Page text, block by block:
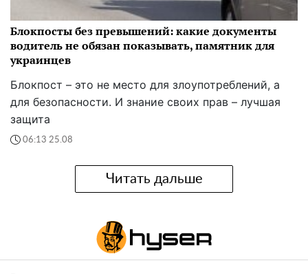
Блокпосты без превышений: какие документы
водитель не обязан показывать, памятник для
украинцев
Блокпост – это не место для злоупотреблений, а
для безопасности. И знание своих прав – лучшая
защита
06:13 25.08
Читать дальше